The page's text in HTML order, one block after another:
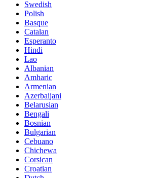
Swedish
Polish
Basque
Catalan
Esperanto
Hindi
Lao
Albanian
Amharic
Armenian
Azerbaijani
Belarusian
Bengali
Bosnian
Bulgarian
Cebuano
Chichewa
Corsican
Croatian